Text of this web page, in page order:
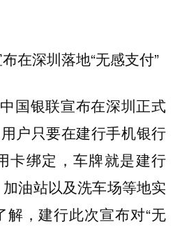
在深圳落地“无感支付”
国银联宣布在深圳正式
户只要在建行手机银行
卡绑定，车牌就是建行
油站以及洗车场等地实
，建行此次宣布对“无